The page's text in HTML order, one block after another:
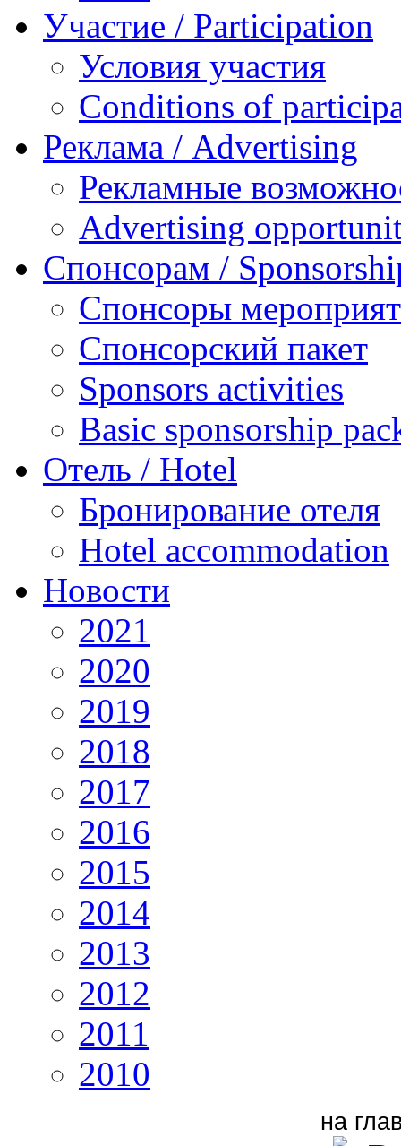
Участие / Рarticipation
Условия участия
Conditions of
Реклама / Advertising
Рекламные
Advertising
Спонсорам /
Спонсоры
Спонсорский пакет
Sponsors activities
Basic sponsorship
Отель / Hotel
Бронирование отеля
Hotel accommodation
Новости
2021
2020
2019
2018
2017
2016
2015
2014
2013
2012
2011
2010
на